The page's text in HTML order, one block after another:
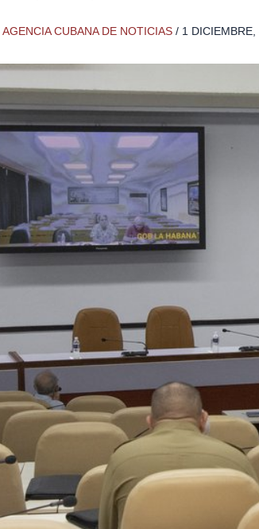
AGENCIA CUBANA DE NOTICIAS / 1 DICIEMBRE,